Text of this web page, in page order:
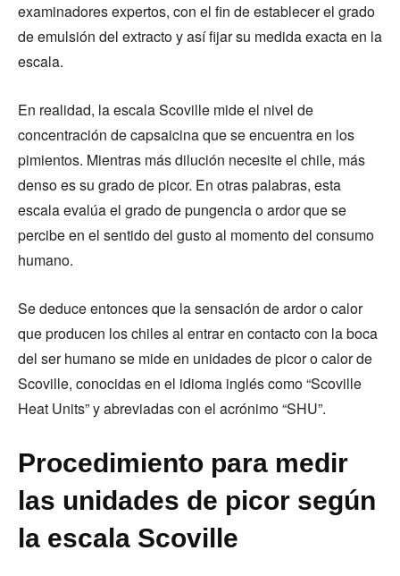
examinadores expertos, con el fin de establecer el grado
de emulsión del extracto y así fijar su medida exacta en la
escala.
En realidad, la escala Scoville mide el nivel de
concentración de capsaicina que se encuentra en los
pimientos. Mientras más dilución necesite el chile, más
denso es su grado de picor. En otras palabras, esta
escala evalúa el grado de pungencia o ardor que se
percibe en el sentido del gusto al momento del consumo
humano.
Se deduce entonces que la sensación de ardor o calor
que producen los chiles al entrar en contacto con la boca
del ser humano se mide en unidades de picor o calor de
Scoville, conocidas en el idioma inglés como “Scoville
Heat Units” y abreviadas con el acrónimo “SHU”.
Procedimiento para medir
las unidades de picor según
la escala Scoville